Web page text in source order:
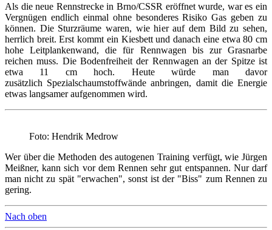
Als die neue Rennstrecke in Brno/CSSR eröffnet wurde, war es ein
Vergnügen endlich einmal ohne besonderes Risiko Gas geben zu
können. Die Sturzräume waren, wie hier auf dem Bild zu sehen,
herrlich breit. Erst kommt ein Kiesbett und danach eine etwa 80 cm
hohe Leitplankenwand, die für Rennwagen bis zur Grasnarbe
reichen muss. Die Bodenfreiheit der Rennwagen an der Spitze ist
etwa 11 cm hoch. Heute würde man davor
zusätzlich Spezialschaumstoffwände anbringen, damit die Energie
etwas langsamer aufgenommen wird.
Foto: Hendrik Medrow
Wer über die Methoden des autogenen Training verfügt, wie Jürgen
Meißner, kann sich vor dem Rennen sehr gut entspannen. Nur darf
man nicht zu spät "erwachen", sonst ist der "Biss" zum Rennen zu
gering.
Nach oben